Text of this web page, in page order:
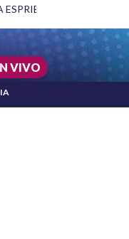
ESTADOS UNIDOS E
VIVO